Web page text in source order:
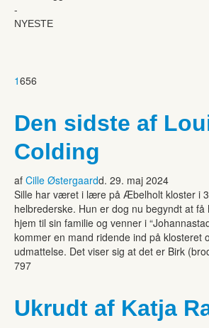
-
NYESTE
1656
Den sidste af
Colding
af Cille Østergaardd. 29. maj 2024
Sille har været i lære på Æbelholt kloster i
helbrederske. Hun er dog nu begyndt at
hjem til sin familie og venner i
kommer en mand ridende ind på klosteret
udmattelse. Det viser sig at det er Birk
797
Ukrudt af Katja